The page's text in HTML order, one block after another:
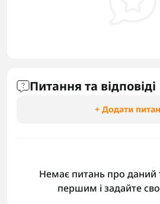
Питання та відповіді
+ Додати
Немає питань про даний
першим і задайте